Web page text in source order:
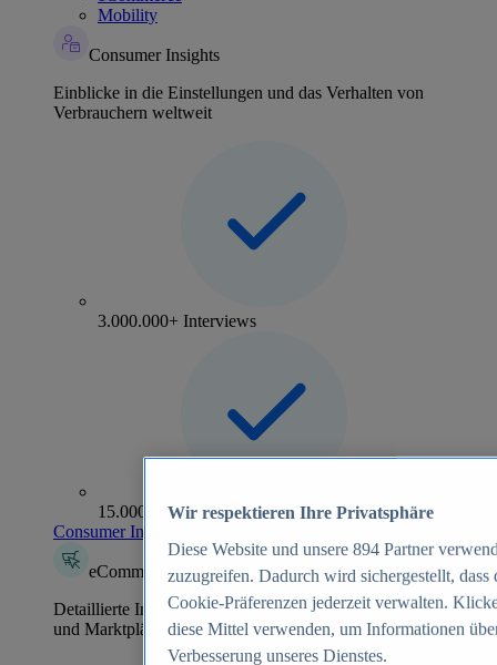
Mobility
Consumer Insights
Einblicke in die Einstellungen und das Verhalten von
Verbrauchern weltweit
3.000.000+ Interviews
15.000+ Marken
Consumer Insights entdecken
eCommerce Insights
Detaillierte Informationen zu mehr als 39.000 Online-Shops
und Marktplätzen
Wir respektieren Ihre Privatsphäre
Diese Website und unsere 894 Partner
zuzugreifen. Dadurch wird sichergestellt,
Cookie-Präferenzen jederzeit verwalten.
diese Mittel verwenden, um Informationen
Verbesserung unseres Dienstes.